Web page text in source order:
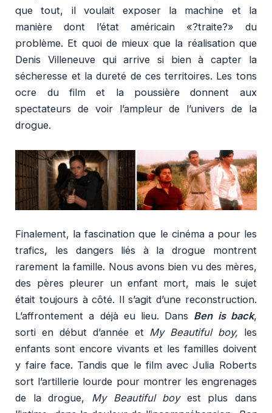
que tout, il voulait exposer la machine et la
manière dont l’état américain «?traite?» du
problème. Et quoi de mieux que la réalisation que
Denis Villeneuve qui arrive si bien à capter la
sécheresse et la dureté de ces territoires. Les tons
ocre du film et la poussière donnent aux
spectateurs de voir l’ampleur de l’univers de la
drogue.
Finalement, la fascination que le cinéma a pour les
trafics, les dangers liés à la drogue montrent
rarement la famille. Nous avons bien vu des mères,
des pères pleurer un enfant mort, mais le sujet
était toujours à côté. Il s’agit d’une reconstruction.
L’affrontement a déjà eu lieu. Dans Ben is back,
sorti en début d’année et My Beautiful boy, les
enfants sont encore vivants et les familles doivent
y faire face. Tandis que le film avec Julia Roberts
sort l’artillerie lourde pour montrer les engrenages
de la drogue, My Beautiful boy est plus dans